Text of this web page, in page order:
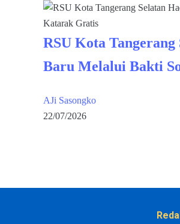
RSU Kota
Baru Melalui Bakti
AJi Sasongko
22/07/2026